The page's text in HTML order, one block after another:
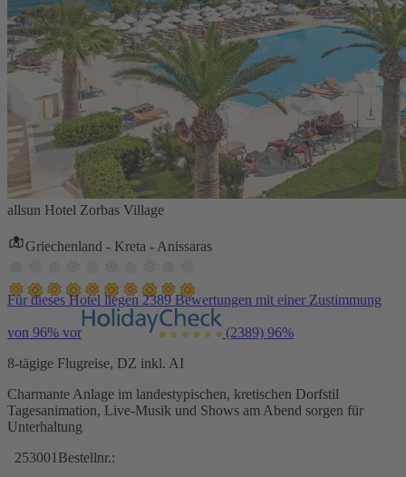
allsun Hotel Zorbas Village
Griechenland - Kreta - Anissaras
Für dieses Hotel liegen 2389 Bewertungen mit einer Zustimmung
von 96% vor (2389) 96%
8-tägige Flugreise, DZ inkl. AI
Charmante Anlage im landestypischen, kretischen Dorfstil
Tagesanimation, Live-Musik und Shows am Abend sorgen für
Unterhaltung
253001 Bestellnr.: